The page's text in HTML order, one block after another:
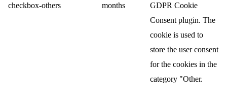
checkbox-others
months
GDPR Cookie
Consent plugin. The
cookie is used to
store the user consent
for the cookies in the
category "Other.